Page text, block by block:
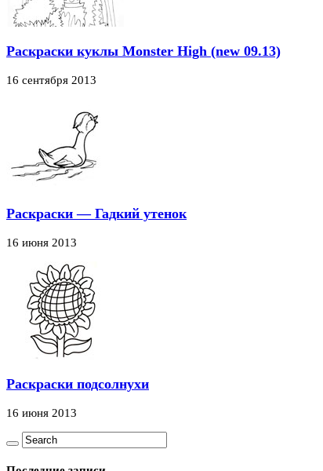
Раскраски куклы Monster High (new 09.13)
16 сентября 2013
Раскраски — Гадкий утенок
16 июня 2013
Раскраски подсолнухи
16 июня 2013